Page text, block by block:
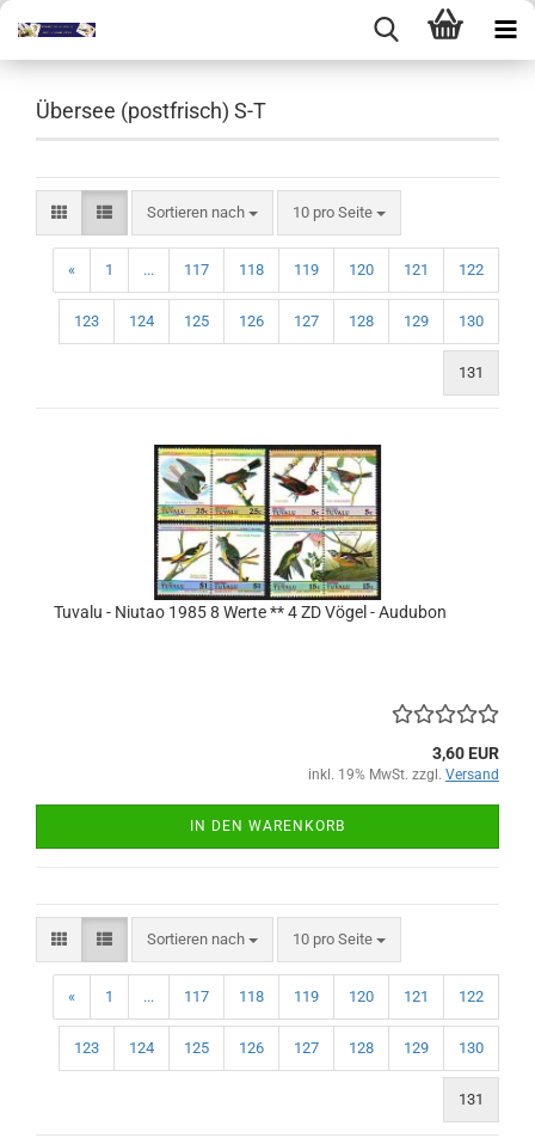
Übersee (postfrisch) S-T
Sortieren nach
Sortieren nach 10 pro Seite
pro Seite
« 1 ... 117 118 119 120 121 122
123 124 125 126 127 128 129 130
131
Tuvalu - Niutao 1985 8 Werte ** 4 ZD Vögel - Audubon
3,60 EUR
inkl. 19% MwSt. zzgl. Versand
IN DEN WARENKORB
Sortieren nach
Sortieren nach 10 pro Seite
pro Seite
« 1 ... 117 118 119 120 121 122
123 124 125 126 127 128 129 130
131